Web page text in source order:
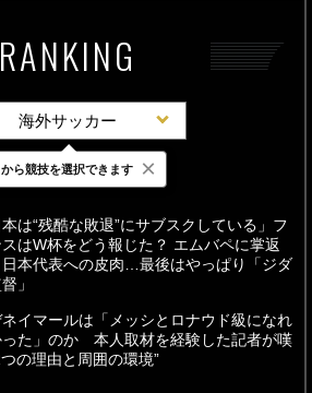
RANKING
海外サッカー
24時間 週間
本は“残酷な敗退”にサブスクしている」フ
スはW杯をどう報じた？ エムバペに掌返
日本代表への皮肉…最後はやっぱり「ジダ
」
ネイマールは「メッシとロナウド級になれ
った」のか 本人取材を経験した記者が嘆
つの理由と周囲の環境”
ら競技を選択できます ×